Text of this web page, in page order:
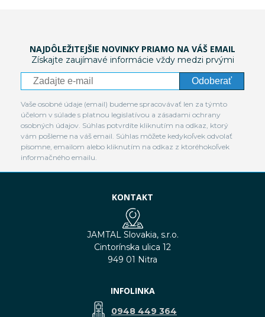
NAJDÔLEŽITEJŠIE NOVINKY PRIAMO NA VÁŠ EMAIL
Získajte zaujímavé informácie vždy medzi prvými
Odoberať
Vaše osobné údaje (email) budeme spracovávať len za týmto
účelom v súlade s platnou legislatívou a zásadami ochrany
osobných údajov. Súhlas potvrdíte kliknutím na odkaz, ktorý
vám pošleme na váš email. Súhlas môžete kedykoľvek odvolať
písomne, emailom alebo kliknutím na odkaz z ktoréhokoľvek
informačného emailu.
KONTAKT
JAMTAL Slovakia, s.r.o.
Cintorínska ulica 12
949 01 Nitra
INFOLINKA
0948 449 364